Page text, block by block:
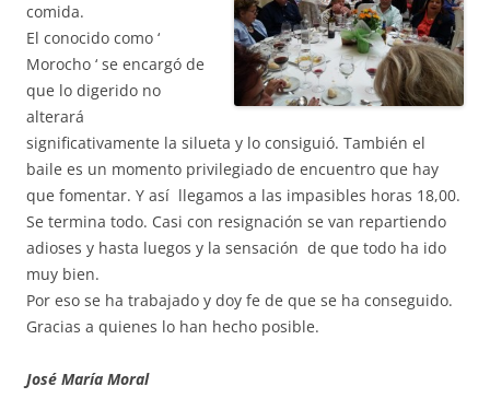
comida.
El conocido como ‘
Morocho ‘ se encargó de
que lo digerido no
alterará
significativamente la silueta y lo consiguió. También el
baile es un momento privilegiado de encuentro que hay
que fomentar. Y así llegamos a las impasibles horas 18,00.
Se termina todo. Casi con resignación se van repartiendo
adioses y hasta luegos y la sensación de que todo ha ido
muy bien.
Por eso se ha trabajado y doy fe de que se ha conseguido.
Gracias a quienes lo han hecho posible.
José María Moral